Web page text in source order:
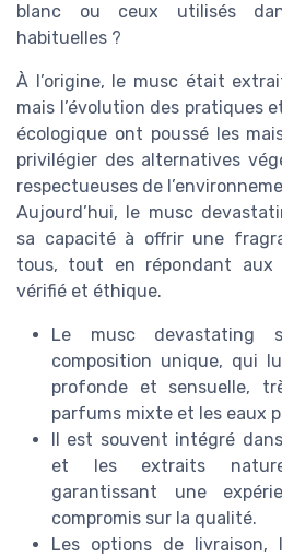
blanc ou ceux utilisés
habituelles ?
À l’origine, le musc était
mais l’évolution des pratiques
écologique ont poussé les
privilégier des alternatives
respectueuses de
Aujourd’hui, le musc
sa capacité à offrir une
tous, tout en répondant aux
vérifié et éthique.
Le musc devastating
composition unique, qui
profonde et sensuelle,
parfums mixte et les eaux
Il est souvent intégré
et les extraits
garantissant une
compromis sur la qualité.
Les options de livraison,